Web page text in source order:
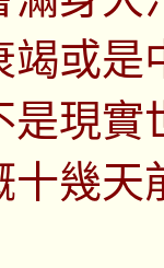
竭或是
是
十幾天